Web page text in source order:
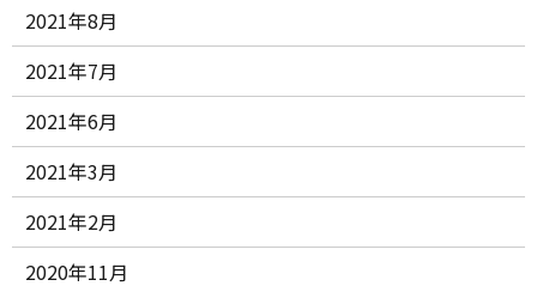
2021年8月
2021年7月
2021年6月
2021年3月
2021年2月
2020年11月